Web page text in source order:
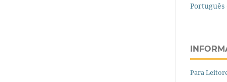
Português
Para